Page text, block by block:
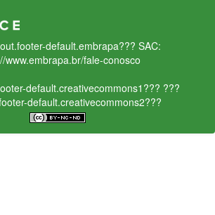
default.embrapa??? SAC:
www.embrapa.br/fale-conosco
default.creativecommons1??? ???
default.creativecommons2???